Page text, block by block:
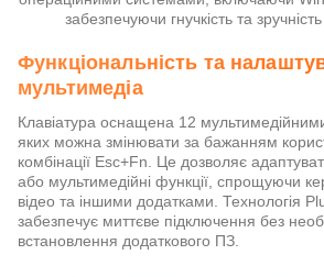
забезпечуючи гнучкість та
Функціональність та
мультимедіа
Клавіатура оснащена 12
яких можна змінювати за бажанням
комбінації Esc+Fn. Це дозволяє
або мультимедійні функції, спрощуючи
відео та іншими додатками. Технологія
забезпечує миттєве підключення без
встановлення додаткового ПЗ.